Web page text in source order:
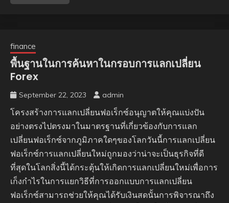
finance
พื้นฐานในการค้นหาในกรอบการแลกเปลี่ยน
Forex
September 22, 2023 admin
โครงสร้างการแลกเปลี่ยนฟอเร็กซ์อนุญาตให้คุณแบ่งปัน
อย่างตรงไปตรงมาในมาตรฐานที่เกี่ยวข้องกับการแลก
เปลี่ยนฟอเร็กซ์จากภูมิภาคใดๆของโลกวันนี้การแลกเปลี่ยน
ฟอเร็กซ์การแลกเปลี่ยนใหม่ถูกมองว่าน่าจะเป็นธุรกิจที่ดี
ที่สุดในโลกสิ่งนี้ได้กระตุ้นให้เกิดการแลกเปลี่ยนใหม่เพื่อการ
เก็งกำไรในการแยกวิธีที่การออกแบบการแลกเปลี่ยน
ฟอเร็กซ์สามารถช่วยให้คุณได้รับเงินสดนั้นการพิจารณาถึง